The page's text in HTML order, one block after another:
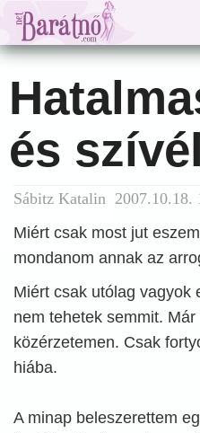
és
Sábitz Katalin 2007.10.18.
Miért csak most jut
mondanom annak az
Miért csak utólag vagyok
nem tehetek semmit.
közérzetemen. Csak
hiába.
A minap beleszerettem